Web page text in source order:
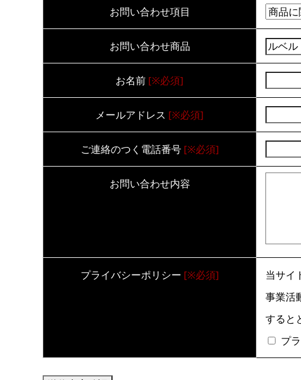
お問い合わせ項目
お問い合わせ商品
お名前 [※必須]
メールアドレス [※必須]
ご連絡のつく電話番号 [※必須]
お問い合わせ内容
プライバシーポリシー [※必須]
当サイ
事業活
すると
プ